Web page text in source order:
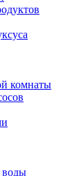
комнаты
воды